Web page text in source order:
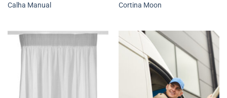
Calha Manual Cortina Moon